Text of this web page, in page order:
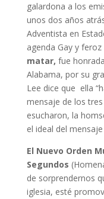
galardona a los
unos dos años
Adventista en
agenda Gay y
matar, fue
Alabama, por su
Lee dice que ella
mensaje de los
esucharon, la
el ideal del
El Nuevo Orden
Segundos
de sorprendernos
iglesia, esté